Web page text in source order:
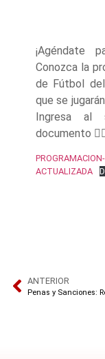
¡Agéndate
Conozca la
de Fútbol
que se
Ingresa al
documento
ACTUALIZADA
ANTERIOR
Penas y Sanciones: